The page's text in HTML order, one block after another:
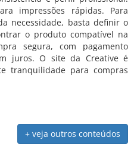
impressões rápidas. Para
necessidade, basta definir o
o produto compatível na
segura, com pagamento
juros. O site da Creative é
tranquilidade para compras
+ veja outros conteúdos